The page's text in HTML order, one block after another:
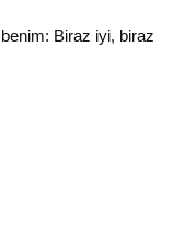
Biraz iyi, biraz